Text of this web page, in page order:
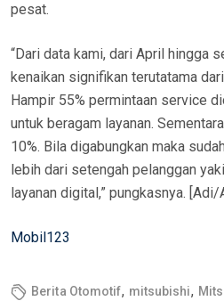
pesat.
“Dari data kami, dari April hingga
kenaikan signifikan terutatama
Hampir 55% permintaan service
untuk beragam layanan.
10%. Bila digabungkan maka
lebih dari setengah pelanggan
layanan digital,” pungkasnya. [Adi/
Mobil123
Berita Otomotif, mitsubishi,